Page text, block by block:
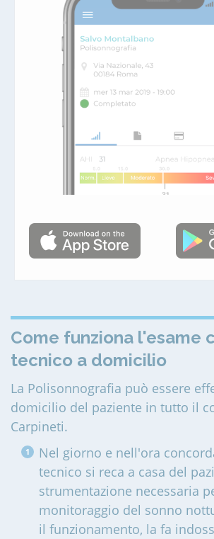
Come funziona l'esame
tecnico a domicilio
La Polisonnografia può essere
domicilio del paziente in tutto il
Carpineti.
Nel giorno e nell'ora
tecnico si reca a casa del
strumentazione necessaria
monitoraggio del sonno
il funzionamento, la fa